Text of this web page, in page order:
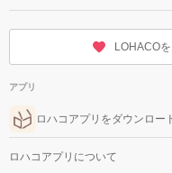
LOHACO
アプリ
ロハコアプリをダウンロー
ロハコアプリについて